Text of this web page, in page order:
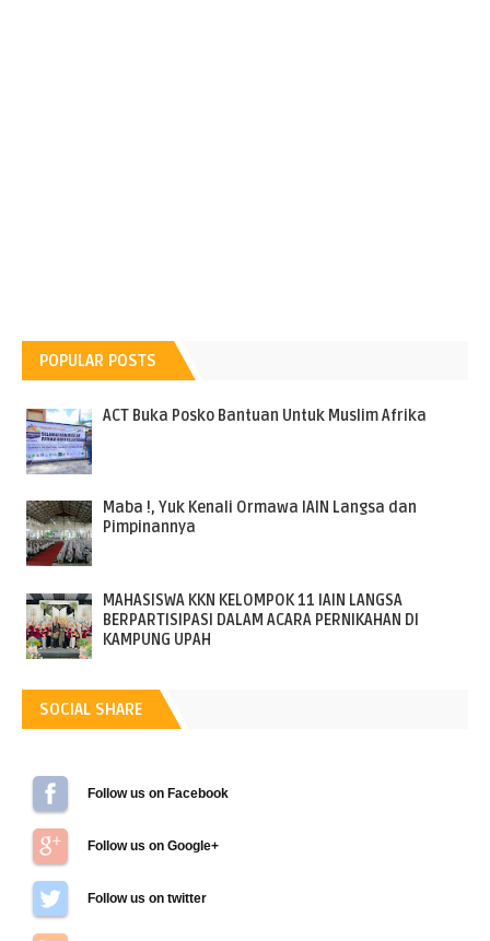
POPULAR POSTS
ACT Buka Posko Bantuan Untuk Muslim Afrika
Maba !, Yuk Kenali Ormawa IAIN Langsa dan
Pimpinannya
MAHASISWA KKN KELOMPOK 11 IAIN LANGSA
BERPARTISIPASI DALAM ACARA PERNIKAHAN DI
KAMPUNG UPAH
SOCIAL SHARE
Follow us on Facebook
Follow us on Google+
Follow us on Twitter